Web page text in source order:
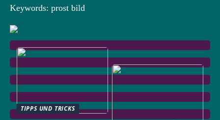
Keywords: prost bild
TIPPS UND TRICKS